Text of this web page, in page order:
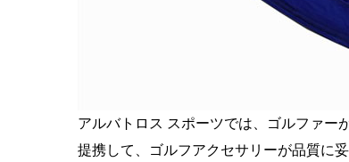
アルバトロス スポーツでは、ゴルファー
提携して、ゴルフアクセサリーが品質に